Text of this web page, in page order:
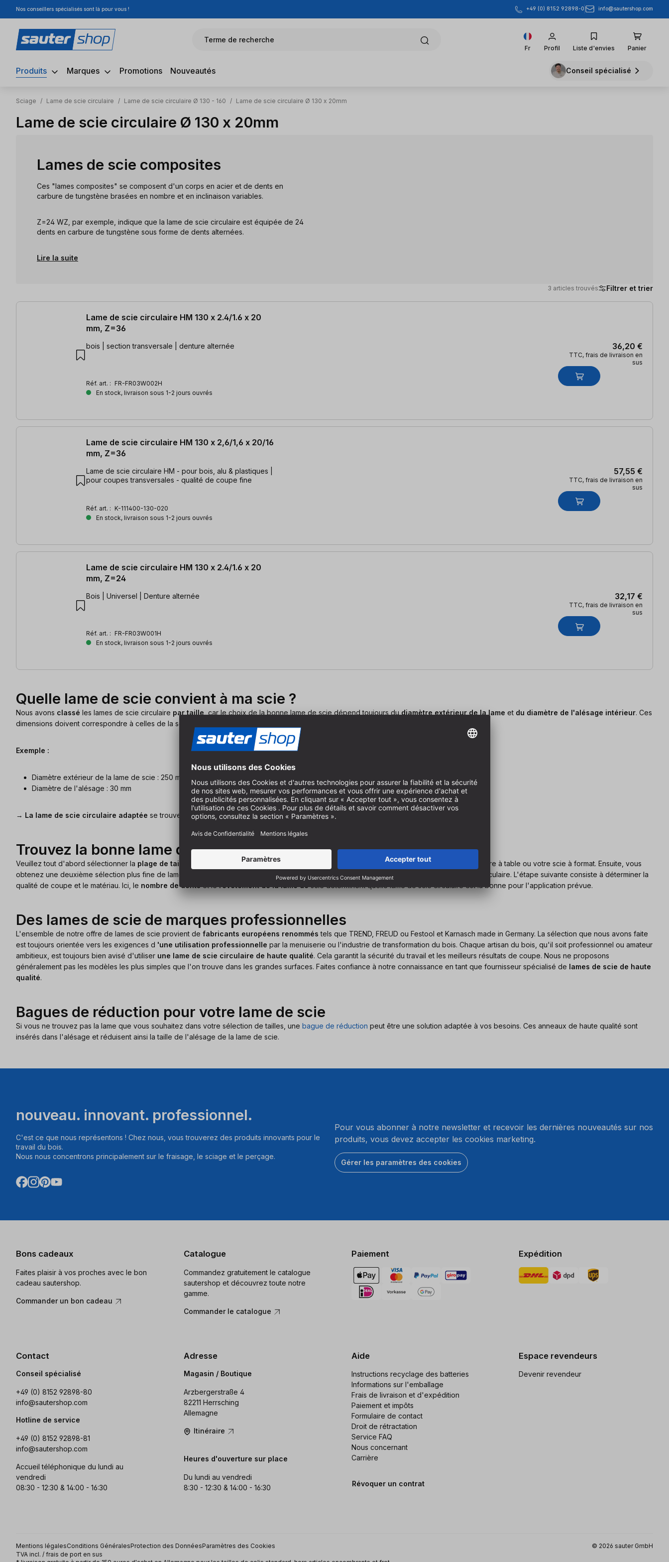
au contenu principal
Passer à la recherche
Passer à la navigation principale
Nos conseillers spécialisés sont là pour vous ! +49 (0) 8152 92898-0 info@sautershop.com
Terme de recherche
Fr Profil Liste d'envies Panier
Produits Marques Promotions Nouveautés Conseil spécialisé
Sciage / Lame de scie circulaire / Lame de scie circulaire Ø 130 - 160 / Lame de scie circulaire Ø 130 x 20mm
Lame de scie circulaire Ø 130 x 20mm
Lames de scie composites
Ces "lames composites" se composent d'un corps en acier et de dents en
carbure de tungstène brasées en nombre et en inclinaison variables.
Z=24 WZ, par exemple, indique que la lame de scie circulaire est équipée de 24
dents en carbure de tungstène sous forme de dents alternées.
Lire la suite
3 articles trouvés Filtrer et trier
3 articles trouvés
Lame de scie circulaire HM 130 x 2.4/1.6 x 20
mm, Z=36
bois | section transversale | denture alternée
Réf. art. : FR-FR03W002H
En stock, livraison sous 1-2 jours ouvrés
36,20 €
TTC, frais de livraison en
sus
Lame de scie circulaire HM 130 x 2,6/1,6 x 20/16
mm, Z=36
Lame de scie circulaire HM - pour bois, alu & plastiques |
pour coupes transversales - qualité de coupe fine
Réf. art. : K-111400-130-020
En stock, livraison sous 1-2 jours ouvrés
57,55 €
TTC, frais de livraison en
sus
Lame de scie circulaire HM 130 x 2.4/1.6 x 20
mm, Z=24
Bois | Universel | Denture alternée
Réf. art. : FR-FR03W001H
En stock, livraison sous 1-2 jours ouvrés
32,17 €
TTC, frais de livraison en
sus
Quelle lame de scie convient à ma scie ?
Nous avons classé les lames de scie circulaire par taille, car le choix de la bonne lame de scie dépend toujours dudiamètre extérieur de la lame et du diamètre de l'alésage intérieur. Ces
dimensions doivent correspondre à celles de la scie circulaire sur laquelle la lame doit être montée.
Exemple :
Diamètre extérieur de la lame de scie : 250 mm
Diamètre de l'alésage : 30 mm
→ La lame de scie circulaire adaptée se trouve dans la catégorie :250 x 30
Trouvez la bonne lame de scie en quelques clics
Veuillez tout d'abord sélectionner la plage de tailles correspondant àvotre scie circulaire portative, votre scie plongeante, votre scie circulaire à table ou votre scie à format. Ensuite, vous
obtenez une deuxième sélection plus fine de lames de scie circulaire, dans laquelle vous choisissez l'alésageapproprié de la lame de scie circulaire. L'étape suivante consiste à déterminer la
qualité de coupe et le matériau. Ici, le nombre de dentset lerevêtement de la lame descie déterminent quelle lame de scie circulaire est la bonne pour l'application prévue.
Des lames de scie de marques professionnelles
L'ensemble de notre offre de lames de scie provient de fabricants européens renommés tels que TREND, FREUD ou Festool et Karnasch made in Germany. La sélection que nous avons faite
est toujours orientée vers les exigences d 'une utilisation professionnelle par la menuiserie ou l'industrie de transformation du bois. Chaque artisan du bois, qu'il soit professionnel ou amateur
ambitieux, est toujours bien avisé d'utiliser une lame de scie circulaire de haute qualité. Cela garantit la sécurité du travail et les meilleurs résultats de coupe. Nous ne proposons
généralement pas les modèles les plus simples que l'on trouve dans les grandes surfaces. Faites confiance à notre connaissance en tant que fournisseur spécialisé de lames de scie de haute
qualité.
Bagues de réduction pour votre lame de scie
Si vous ne trouvez pas la lame que vous souhaitez dans votre sélection de tailles, une bague de réduction peut être une solution adaptée à vos besoins. Ces anneaux de haute qualité sont
insérés dans l'alésage et réduisent ainsi la taille de l'alésage de la lame de scie.
nouveau. innovant. professionnel.
C'est ce que nous représentons ! Chez nous, vous trouverez des produits innovants pour le
travail du bois.
Nous nous concentrons principalement sur le fraisage, le sciage et le perçage.
Pour vous abonner à notre newsletter et recevoir les dernières nouveautés sur nos
produits, vous devez accepter les cookies marketing.
Gérer les paramètres des cookies
Bons cadeaux
Faites plaisir à vos proches avec le bon
cadeau sautershop.
Commander un bon cadeau
Catalogue
Commandez gratuitement le catalogue
sautershop et découvrez toute notre
gamme.
Commander le catalogue
Paiement Expédition
Contact
Conseil spécialisé
+49 (0) 8152 92898-80
info@sautershop.com
Hotline de service
+49 (0) 8152 92898-81
info@sautershop.com
Accueil téléphonique du lundi au
vendredi
08:30 - 12:30 & 14:00 - 16:30
Adresse
Magasin / Boutique
Arzbergerstraße 4
82211 Herrsching
Allemagne
Itinéraire
Heures d'ouverture sur place
Du lundi au vendredi
8:30 - 12:30 & 14:00 - 16:30
Aide
Instructions recyclage des batteries
Informations sur l'emballage
Frais de livraison et d'expédition
Paiement et impôts
Formulaire de contact
Droit de rétractation
Service FAQ
Nous concernant
Carrière
Révoquer un contrat
Espace revendeurs
Devenir revendeur
Mentions légalesConditions GénéralesProtection des DonnéesParamètres des Cookies
© 2026 sauter GmbH
TVA incl. / frais de port en sus